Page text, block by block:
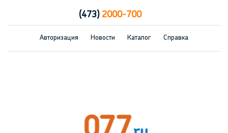
(473)2000-700
Авторизация Новости Каталог Справка